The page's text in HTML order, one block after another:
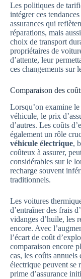
Les politiques de
intégrer ces
assurances qui
réparations, mais
choix de transport
propriétaires de
d’attente, leur
ces changements sur
Comparaison des
Lorsqu’on examine
véhicule, le prix
d’autres. Les coûts
également un rôle
véhicule électrique,
coûteux à assurer,
considérables sur le
recharge souvent
traditionnels.
Les voitures
d’entraîner des frais
vidanges d’huile, les
encore. Avec
l’écart de coût
comparaison encore
cas, les coûts
électrique peuvent se
prime d’assurance